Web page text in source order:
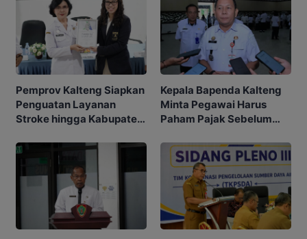
Pemprov Kalteng Siapkan
Penguatan Layanan
Stroke hingga Kabupaten
Kepala Bapenda Kalteng
Minta Pegawai Harus
Paham Pajak Sebelum